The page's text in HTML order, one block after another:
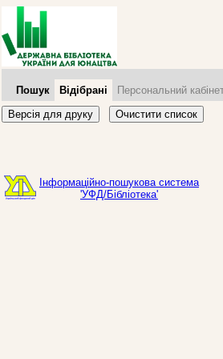
Пошук Відібрані
Персональний
Версія для друку
Очистити список
Інформаційно-пошукова система
'УФД/Бібліотека'